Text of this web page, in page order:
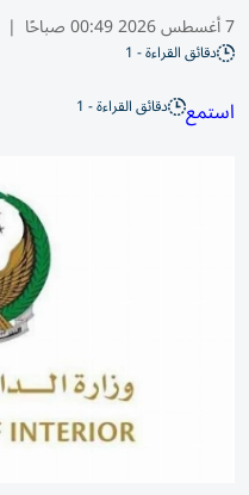
7 أغسطس 2026 00:49 صباحًا |
دقائق القراءة - 1
استمع دقائق القراءة - 1